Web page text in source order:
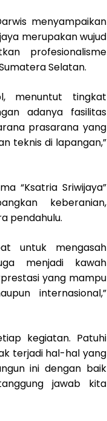
menyampaikan
merupakan wujud
profesionalisme
Selatan.
menuntut tingkat
adanya fasilitas
prasarana yang
teknis di lapangan,”
“Ksatria Sriwijaya”
keberanian,
pendahulu.
untuk mengasah
menjadi kawah
yang mampu
internasional,”
kegiatan. Patuhi
terjadi hal-hal yang
ini dengan baik
jawab kita